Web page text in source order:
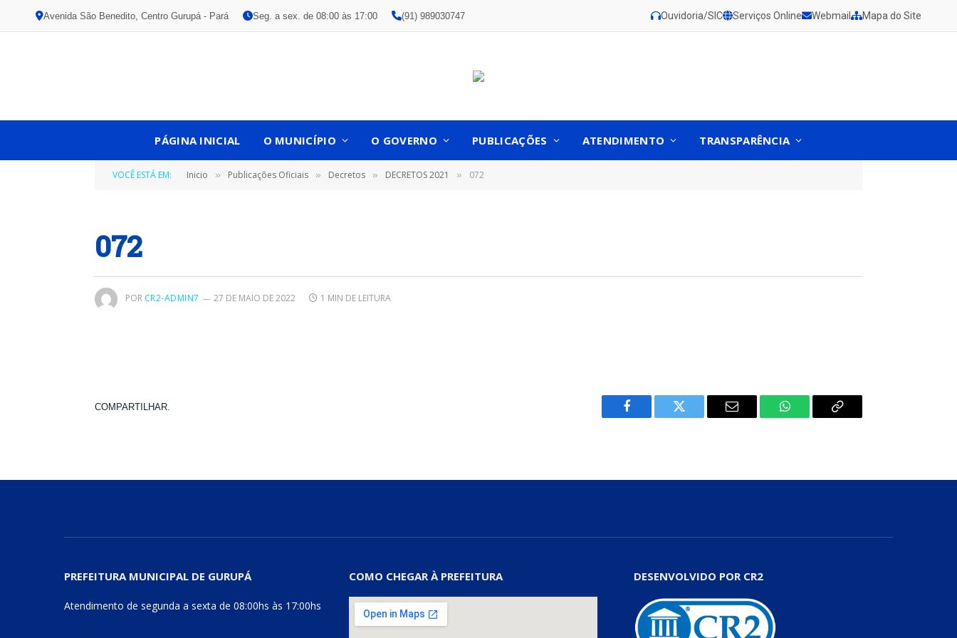
Avenida São Benedito, Centro Gurupá - Pará Seg. a sex. de 08:00 às 17:00 (91) 989030747 Ouvidoria/SIC Serviços Online Webmail Mapa do Site
PÁGINA INICIAL O MUNICÍPIO O GOVERNO PUBLICAÇÕES ATENDIMENTO TRANSPARÊNCIA
VOCÊ ESTÁ EM: Inicio » Publicações Oficiais » Decretos » DECRETOS 2021 » 072
072
POR CR2-ADMIN7 27 DE MAIO DE 2022 1 MIN DE LEITURA
COMPARTILHAR.
Facebook Twitter
E-
WhatsAppCopiar
PREFEITURA MUNICIPAL DE GURUPÁ
Atendimento de segunda a sexta de 08:00hs às 17:00hs
COMO CHEGAR À PREFEITURA DESENVOLVIDO POR CR2